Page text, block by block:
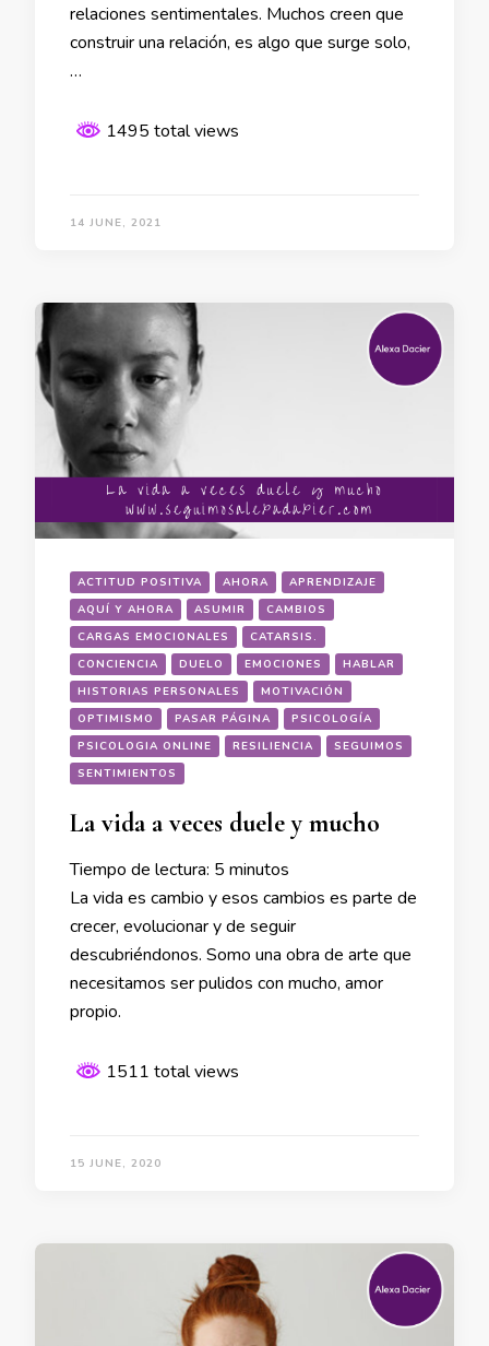
relaciones sentimentales. Muchos creen que
construir una relación, es algo que surge solo,
…
1495 total views
14 JUNE, 2021
ACTITUD POSITIVA AHORA
APRENDIZAJE
AQUÍ Y AHORA
ASUMIR
CAMBIOS
CARGAS EMOCIONALES
CATARSIS.
CONCIENCIA
DUELO EMOCIONES
HABLAR
HISTORIAS PERSONALES
MOTIVACIÓN
OPTIMISMO
PASAR PÁGINA
PSICOLOGÍA
PSICOLOGIA ONLINE
RESILIENCIA
SEGUIMOS
SENTIMIENTOS
La vida a veces duele y mucho
Tiempo de lectura: 5 minutos
La vida es cambio y esos cambios es parte de
crecer, evolucionar y de seguir
descubriéndonos. Somo una obra de arte que
necesitamos ser pulidos con mucho, amor
propio.
1511 total views
15 JUNE, 2020